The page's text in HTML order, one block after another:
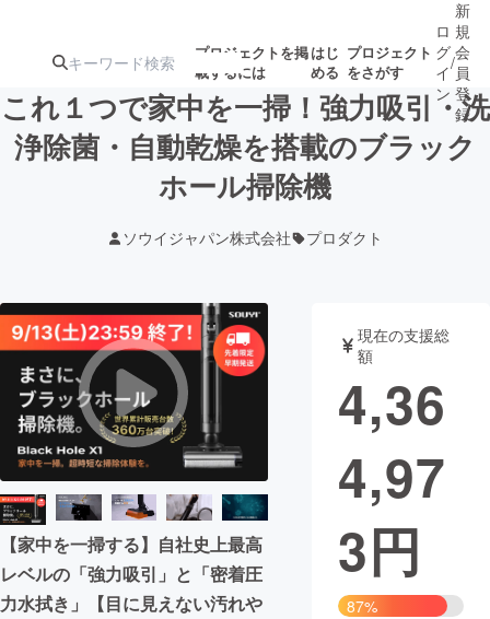
プロジェクトを掲
載するには
はじ
める
プロジェクト
をさがす
注目の新着プロ募集終了が近いプ
テクノロジー・ガジェット
映像・映画 書籍・雑誌
ビジネス・起業 チャレンジ
まちづくり・地域活性化
CAMPFIRE for Social Good
CAMPFIRE Creation
ロ
グ
イ
ン
/
新
規
会
員
登
録
これ１つで家中を一掃！強力吸引・洗
浄除菌・自動乾燥を搭載のブラック
ホール掃除機
ソウイジャパン株式会社 プロダクト
【家中を一掃する】自社史上最高
レベルの「強力吸引」と「密着圧
力水拭き」【目に見えない汚れや
現在の支援総
額
4,36
4,97
3円
87%